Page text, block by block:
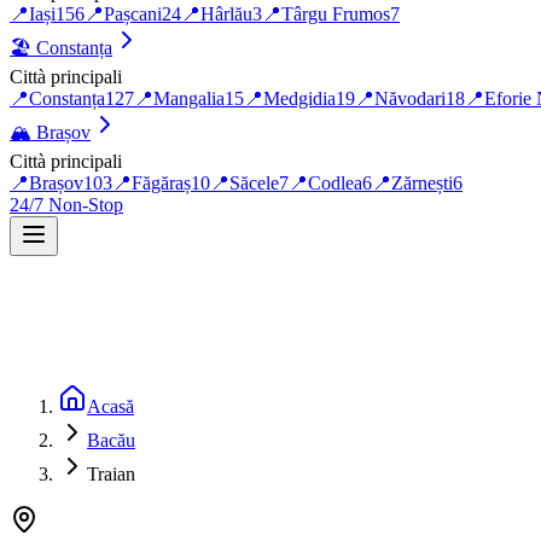
📍Iași156 📍Pașcani24 📍Hârlău3 📍Târgu Frumos7
🏖️ Constanța
Città principali
📍Constanța127 📍Mangalia15 📍Medgidia19 📍Năvodari18 📍Eforie
🏔️ Brașov
Città principali
📍Brașov103 📍Făgăraș10 📍Săcele7 📍Codlea6 📍Zărnești6
24/7 Non-Stop
Acasă
Bacău
Traian